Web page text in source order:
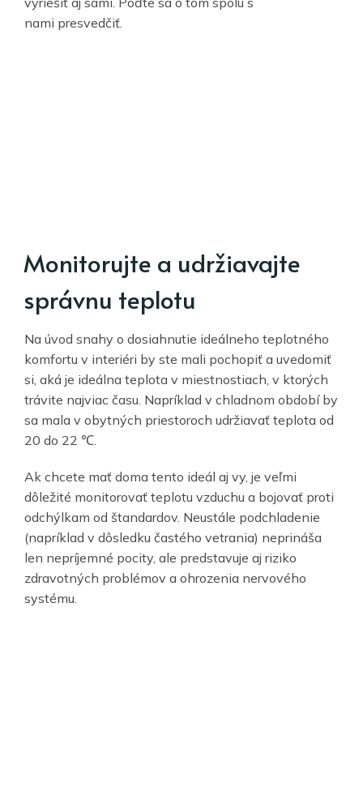
nami presvedčiť.
Monitorujte a udržiavajte
správnu teplotu
Na úvod snahy o dosiahnutie ideálneho teplotného
komfortu v interiéri by ste mali pochopiť a uvedomiť
si, aká je ideálna teplota v miestnostiach, v ktorých
trávite najviac času. Napríklad v chladnom období by
sa mala v obytných priestoroch udržiavať teplota od
20 do 22 ℃.
Ak chcete mať doma tento ideál aj vy, je veľmi
dôležité monitorovať teplotu vzduchu a bojovať proti
odchýlkam od štandardov. Neustále podchladenie
(napríklad v dôsledku častého vetrania) neprináša
len nepríjemné pocity, ale predstavuje aj riziko
zdravotných problémov a ohrozenia nervového
systému.